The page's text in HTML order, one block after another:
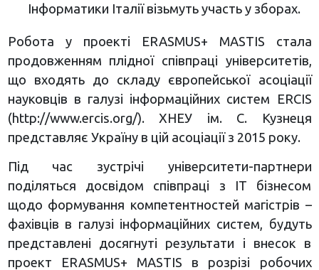
Інформатики Італії візьмуть участь у зборах.
Робота у проекті ERASMUS+ MASTIS стала
продовженням плідної співпраці університетів,
що входять до складу європейської асоціації
науковців в галузі інформаційних систем ERCIS
(http://www.ercis.org/). ХНЕУ ім. С. Кузнеця
представляє Україну в цій асоціації з 2015 року.
Під час зустрічі університети-партнери
поділяться досвідом співпраці з ІТ бізнесом
щодо формування компетентностей магістрів –
фахівців в галузі інформаційних систем, будуть
представлені досягнуті результати і внесок в
проект ERASMUS+ MASTIS в розрізі робочих